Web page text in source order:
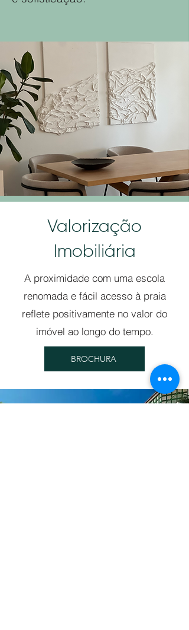
Valorização
Imobiliária
A proximidade com uma escola
renomada e fácil acesso à praia
reflete positivamente no valor do
imóvel ao longo do tempo.
BROCHURA